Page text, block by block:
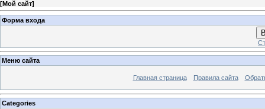
[Мой сайт]
Форма входа
Меню сайта
Главная страница Правила сайта
Categories